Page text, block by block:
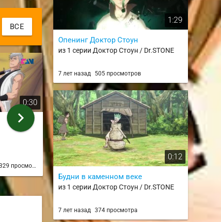
ВСЕ
0:30
просмотров
0:08
Гриммджо
из 167 серии
9 лет назад 311 просмотров
вы обе ему
из 116 серии
Arknazi
7 лет
chevron_right
1:29
Опенинг Доктор Стоун
из 1 серии Доктор Стоун / Dr.STONE
7 лет назад 505 просмотров
0:12
Будни в каменном веке
из 1 серии Доктор Стоун / Dr.STONE
7 лет назад 374 просмотра